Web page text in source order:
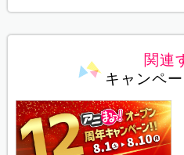
関連
キャンペ